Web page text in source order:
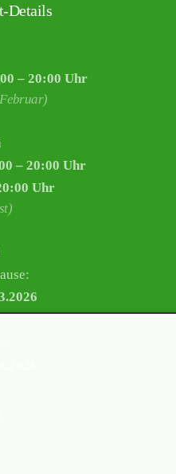
Details
– 20:00 Uhr
– 20:00 Uhr
Uhr